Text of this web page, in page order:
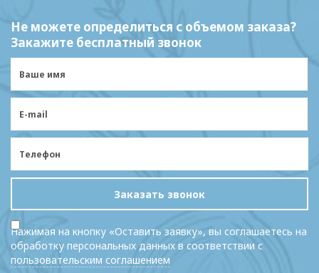
Не можете определиться с объемом заказа?
Закажите бесплатный звонок
Заказать звонок
Нажимая на кнопку «Оставить заявку», вы соглашаетесь на
обработку персональных данных в соответствии с
пользовательским соглашением